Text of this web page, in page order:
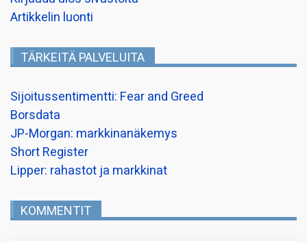
Artikkelin luonti
TÄRKEITÄ PALVELUITA
Sijoitussentimentti: Fear and Greed
Borsdata
JP-Morgan: markkinanäkemys
Short Register
Lipper: rahastot ja markkinat
KOMMENTIT